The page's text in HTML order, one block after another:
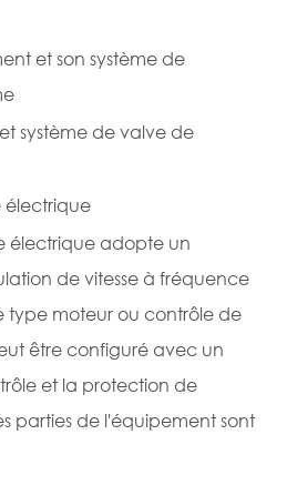
et son système de
système de valve de
électrique
électrique adopte un
de vitesse à fréquence
type moteur ou contrôle de
être configuré avec un
et la protection de
parties de l'équipement sont